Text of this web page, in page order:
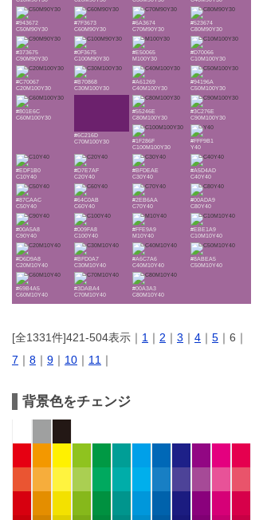
#943672
C50M90Y30
#7F3673
C60M90Y30
#6A3674
C70M90Y30
#523674
C80M90Y30
#373675
C90M90Y30
#0F3675
C100M90Y30
#E50065
M100Y30
#D70066
C10M100Y30
#C70067
C20M100Y30
#B70868
C30M100Y30
#A61269
C40M100Y30
#94196A
C50M100Y30
#801E6C
C60M100Y30
#6C216D
C70M100Y30
#55246E
C80M100Y30
#3C276E
C90M100Y30
#1F286F
C100M100Y30
#FFF9B1
Y40
#EDF1B0
C10Y40
#D7E7AF
C20Y40
#BFDEAE
C30Y40
#A5D4AD
C40Y40
#87CAAC
C50Y40
#64C0AB
C60Y40
#2EB6AA
C70Y40
#00ADA9
C80Y40
#00A5A8
C90Y40
#009FA8
C100Y40
#FFE9A9
M10Y40
#EBE1A9
C10M10Y40
#D6D9A8
C20M10Y40
#BFD0A7
C30M10Y40
#A6C7A6
C40M10Y40
#8ABEA5
C50M10Y40
#69B4A5
C60M10Y40
#3DABA4
C70M10Y40
#00A3A3
C80M10Y40
[全1331件]421-504表示｜ 1 ｜ 2 ｜ 3 ｜ 4 ｜ 5 ｜6｜
7 ｜ 8 ｜ 9 ｜ 10 ｜ 11 ｜
背景色をチェンジ